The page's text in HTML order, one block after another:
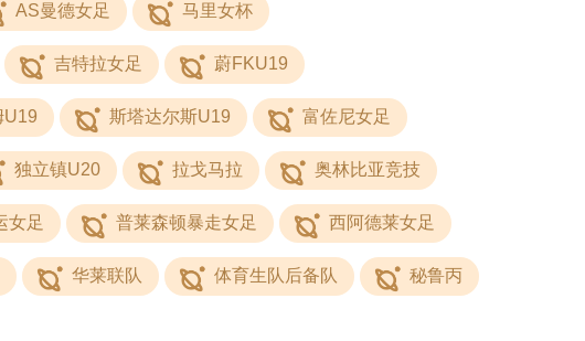
AS曼德女足 马里女杯
吉特拉女足 蔚FKU19
U19 斯塔达尔斯U19 富佐尼女足
独立镇U20 拉戈马拉 奥林比亚竞技
女足 普莱森顿暴走女足 西阿德莱女足
华莱联队 体育生队后备队 秘鲁丙